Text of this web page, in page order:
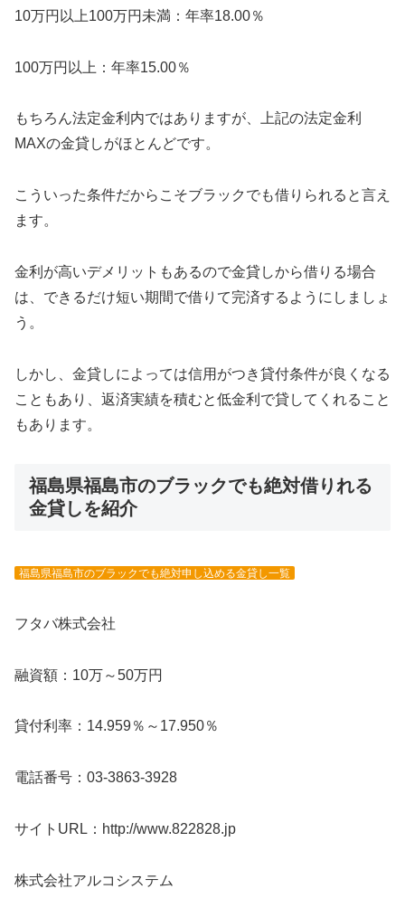
10万円以上100万円未満：年率18.00％
100万円以上：年率15.00％
もちろん法定金利内ではありますが、上記の法定金利
MAXの金貸しがほとんどです。
こういった条件だからこそブラックでも借りられると言え
ます。
金利が高いデメリットもあるので金貸しから借りる場合
は、できるだけ短い期間で借りて完済するようにしましょ
う。
しかし、金貸しによっては信用がつき貸付条件が良くなる
こともあり、返済実績を積むと低金利で貸してくれること
もあります。
福島県福島市のブラックでも絶対借りれる
金貸しを紹介
福島県福島市のブラックでも絶対申し込める金貸し一覧
フタバ株式会社
融資額：10万～50万円
貸付利率：14.959％～17.950％
電話番号：03-3863-3928
サイトURL：http://www.822828.jp
株式会社アルコシステム